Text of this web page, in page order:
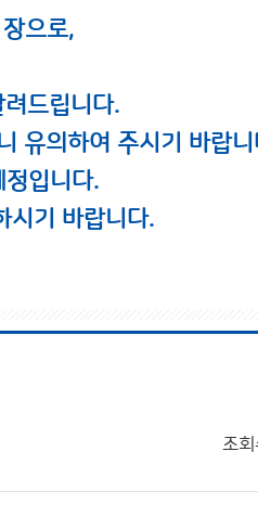
으로,
드립니다.
유의하여 주시기 바랍니
입니다.
시기 바랍니다.
조회